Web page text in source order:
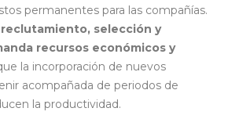
permanentes para las compañías.
selección y
recursos económicos y
la incorporación de nuevos
acompañada de periodos de
la productividad.